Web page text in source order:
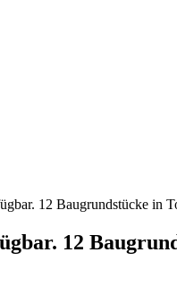
12 Baugrundstücke in
12